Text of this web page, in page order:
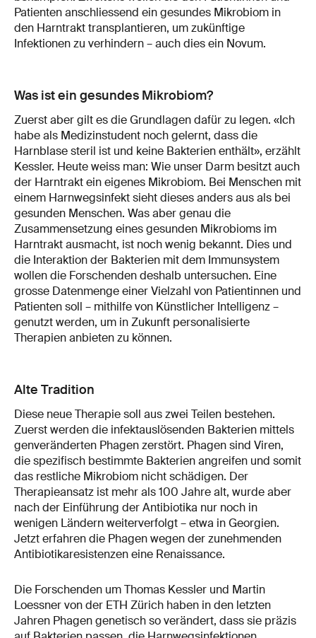
Patienten anschliessend ein gesundes Mikrobiom in
den Harntrakt transplantieren, um zukünftige
Infektionen zu verhindern – auch dies ein Novum.
Was ist ein gesundes Mikrobiom?
Zuerst aber gilt es die Grundlagen dafür zu legen. «Ich
habe als Medizinstudent noch gelernt, dass die
Harnblase steril ist und keine Bakterien enthält», erzählt
Kessler. Heute weiss man: Wie unser Darm besitzt auch
der Harntrakt ein eigenes Mikrobiom. Bei Menschen mit
einem Harnwegsinfekt sieht dieses anders aus als bei
gesunden Menschen. Was aber genau die
Zusammensetzung eines gesunden Mikrobioms im
Harntrakt ausmacht, ist noch wenig bekannt. Dies und
die Interaktion der Bakterien mit dem Immunsystem
wollen die Forschenden deshalb untersuchen. Eine
grosse Datenmenge einer Vielzahl von Patientinnen und
Patienten soll – mithilfe von Künstlicher Intelligenz –
genutzt werden, um in Zukunft personalisierte
Therapien anbieten zu können.
Alte Tradition
Diese neue Therapie soll aus zwei Teilen bestehen.
Zuerst werden die infektauslösenden Bakterien mittels
genveränderten Phagen zerstört. Phagen sind Viren,
die spezifisch bestimmte Bakterien angreifen und somit
das restliche Mikrobiom nicht schädigen. Der
Therapieansatz ist mehr als 100 Jahre alt, wurde aber
nach der Einführung der Antibiotika nur noch in
wenigen Ländern weiterverfolgt – etwa in Georgien.
Jetzt erfahren die Phagen wegen der zunehmenden
Antibiotikaresistenzen eine Renaissance.
Die Forschenden um Thomas Kessler und Martin
Loessner von der ETH Zürich haben in den letzten
Jahren Phagen genetisch so verändert, dass sie präzis